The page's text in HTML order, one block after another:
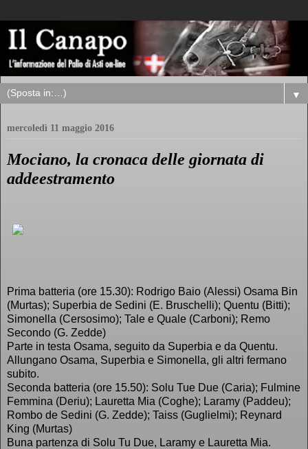
▼
mercoledì 11 maggio 2016
Mociano, la cronaca delle giornata di
addeestramento
Prima batteria (ore 15.30): Rodrigo Baio (Alessi) Osama Bin
(Murtas); Superbia de Sedini (E. Bruschelli); Quentu (Bitti);
Simonella (Cersosimo); Tale e Quale (Carboni); Remo
Secondo (G. Zedde)
Parte in testa Osama, seguito da Superbia e da Quentu.
Allungano Osama, Superbia e Simonella, gli altri fermano
subito.
Seconda batteria (ore 15.50): Solu Tue Due (Caria); Fulmine
Femmina (Deriu); Lauretta Mia (Coghe); Laramy (Paddeu);
Rombo de Sedini (G. Zedde); Taiss (Guglielmi); Reynard
King (Murtas)
Buna partenza di Solu Tu Due, Laramy e Lauretta Mia.